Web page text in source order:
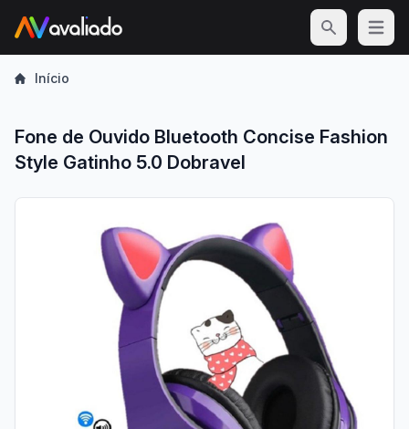
Open
Início
Fone de Ouvido Bluetooth Concise Fashion
Style Gatinho 5.0 Dobravel